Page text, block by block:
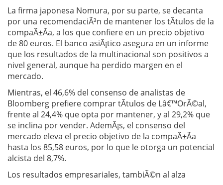
La firma japonesa Nomura, por su parte, se decanta
por una recomendaciÃ³n de mantener los tÃ­tulos de la
compaÃ±Ã­a, a los que confiere en un precio objetivo
de 80 euros. El banco asiÃ¡tico asegura en un informe
que los resultados de la multinacional son positivos a
nivel general, aunque ha perdido margen en el
mercado.
Mientras, el 46,6% del consenso de analistas de
Bloomberg prefiere comprar tÃ­tulos de Lâ€™OrÃ©al,
frente al 24,4% que opta por mantener, y al 29,2% que
se inclina por vender. AdemÃ¡s, el consenso del
mercado eleva el precio objetivo de la compaÃ±Ã­a
hasta los 85,58 euros, por lo que le otorga un potencial
alcista del 8,7%.
Los resultados empresariales, tambiÃ©n al alza